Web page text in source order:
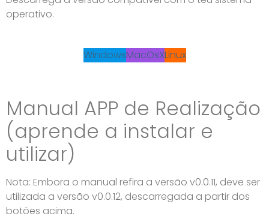
operativo.
WindowsMacOsXLinux
Manual APP de Realização
(aprende a instalar e
utilizar)
Nota: Embora o manual refira a versão v0.0.11, deve ser
utilizada a versão v0.0.12, descarregada a partir dos
botões acima.